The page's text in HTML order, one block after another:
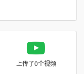
上传了0个视频